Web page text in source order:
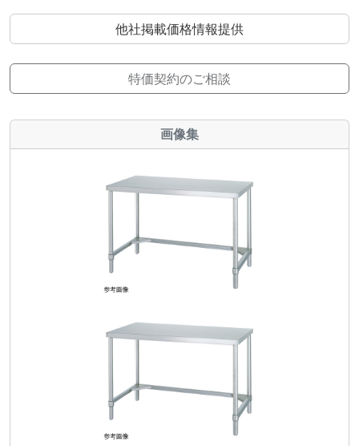
他社掲載価格情報提供
特価契約のご相談
画像集